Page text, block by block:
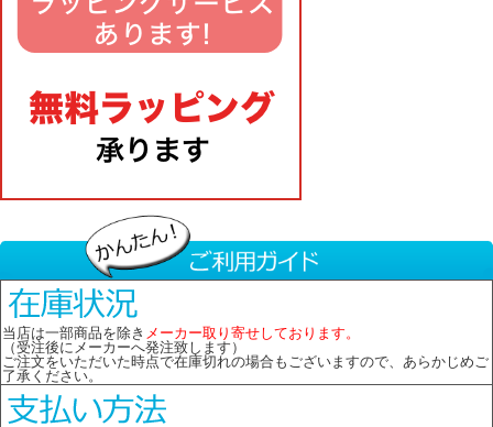
当店は一部商品を除き メーカー取り寄せしております。
（受注後にメーカーへ発注致します）
ご注文をいただいた時点で在庫切れの場合もございますので、あらかじめご
了承ください。